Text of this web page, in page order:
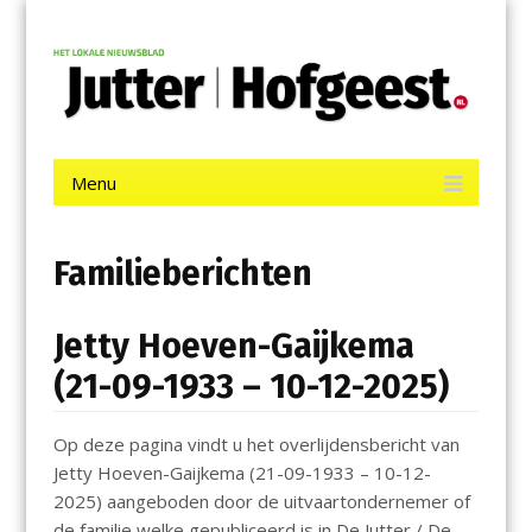
contentJutter | Hofgeest
Menu
Familieberichten
Jetty Hoeven-Gaijkema
(21-09-1933 – 10-12-2025)
Op deze pagina vindt u het overlijdensbericht van
Jetty Hoeven-Gaijkema (21-09-1933 – 10-12-
2025) aangeboden door de uitvaartondernemer of